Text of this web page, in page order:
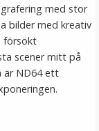
större
med stor
bilder med kreativ
försökt
scener mitt på
är ND64 ett